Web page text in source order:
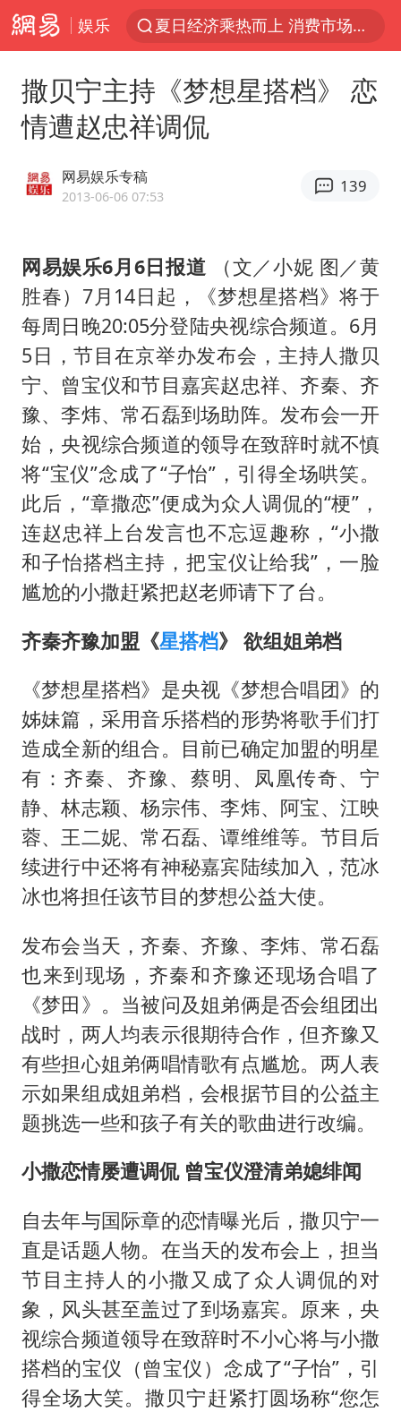
娱乐
夏日经济乘热而上 消费市场向新而行
王传君 《披荆斩棘》
独闯南太行的失联女生最后轨迹已确认
国足U17与阿森纳决赛取消 并列冠军
香港刷新1884年以来最高气温纪录
央视新主播李秋莹母校发文祝贺
上门女婿出轨女邻居多年被判重婚罪
上海全力守护市民“菜篮子”
以军士兵把枪口对准中国记者
暑期研学游升温 在旅途中增长知识
猫咪过火把节被抹成黑猫
BLG经理辟谣Bin离队
曹颖儿子首次演长剧
撒贝宁主持《梦想星搭档》 恋
情遭赵忠祥调侃
网易娱乐专稿
2013-06-06 07:53
139
网易娱乐6月6日报道
（文／小妮 图／黄
胜春）7月14日起，《梦想星搭档》将于
每周日晚20:05分登陆央视综合频道。6月
5日，节目在京举办发布会，主持人撒贝
宁、曾宝仪和节目嘉宾赵忠祥、齐秦、齐
豫、李炜、常石磊到场助阵。发布会一开
始，央视综合频道的领导在致辞时就不慎
将“宝仪”念成了“子怡”，引得全场哄笑。
此后，“章撒恋”便成为众人调侃的“梗”，
连赵忠祥上台发言也不忘逗趣称，“小撒
和子怡搭档主持，把宝仪让给我”，一脸
尴尬的小撒赶紧把赵老师请下了台。
齐秦齐豫加盟《星搭档》 欲组姐弟档
《梦想星搭档》是央视《梦想合唱团》的
姊妹篇，采用音乐搭档的形势将歌手们打
造成全新的组合。目前已确定加盟的明星
有：齐秦、齐豫、蔡明、凤凰传奇、宁
静、林志颖、杨宗伟、李炜、阿宝、江映
蓉、王二妮、常石磊、谭维维等。节目后
续进行中还将有神秘嘉宾陆续加入，范冰
冰也将担任该节目的梦想公益大使。
发布会当天，齐秦、齐豫、李炜、常石磊
也来到现场，齐秦和齐豫还现场合唱了
《梦田》。当被问及姐弟俩是否会组团出
战时，两人均表示很期待合作，但齐豫又
有些担心姐弟俩唱情歌有点尴尬。两人表
示如果组成姐弟档，会根据节目的公益主
题挑选一些和孩子有关的歌曲进行改编。
小撒恋情屡遭调侃 曾宝仪澄清弟媳绯闻
自去年与国际章的恋情曝光后，撒贝宁一
直是话题人物。在当天的发布会上，担当
节目主持人的小撒又成了众人调侃的对
象，风头甚至盖过了到场嘉宾。原来，央
视综合频道领导在致辞时不小心将与小撒
搭档的宝仪（曾宝仪）念成了“子怡”，引
得全场大笑。撒贝宁赶紧打圆场称“您怎